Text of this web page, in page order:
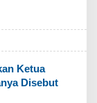
Ketua
Disebut